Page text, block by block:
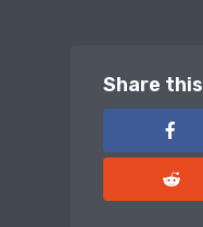
Share this